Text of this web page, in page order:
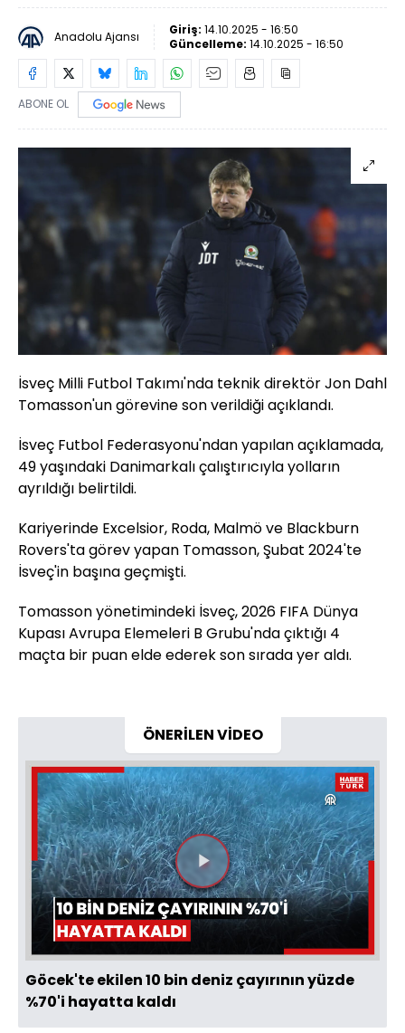
Anadolu Ajansı Giriş: 14.10.2025 - 16:50
Güncelleme: 14.10.2025 - 16:50
ABONE OL
İsveç Milli Futbol Takımı'nda teknik direktör Jon Dahl
Tomasson'un görevine son verildiği açıklandı.
İsveç Futbol Federasyonu'ndan yapılan açıklamada,
49 yaşındaki Danimarkalı çalıştırıcıyla yolların
ayrıldığı belirtildi.
Kariyerinde Excelsior, Roda, Malmö ve Blackburn
Rovers'ta görev yapan Tomasson, Şubat 2024'te
İsveç'in başına geçmişti.
Tomasson yönetimindeki İsveç, 2026 FIFA Dünya
Kupası Avrupa Elemeleri B Grubu'nda çıktığı 4
maçta bir puan elde ederek son sırada yer aldı.
ÖNERİLEN VİDEO
Videoyu
Oynat
Göcek'te ekilen 10 bin deniz çayırının yüzde
%70'i hayatta kaldı